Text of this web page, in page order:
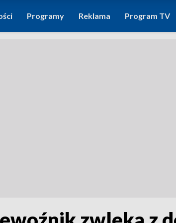
Programy Reklama Program TV